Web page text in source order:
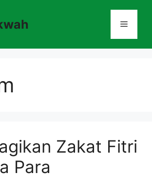
Menu
Zakat Fitri
Para